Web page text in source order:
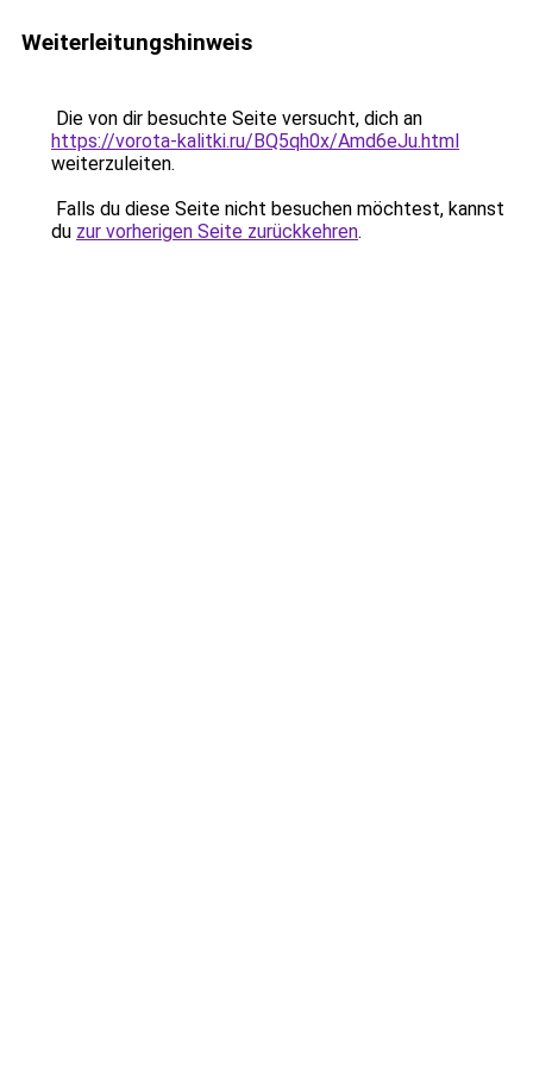
Weiterleitungshinweis
Die von dir besuchte Seite versucht, dich an
https://vorota-kalitki.ru/BQ5qh0x/Amd6eJu.html
weiterzuleiten.
Falls du diese Seite nicht besuchen möchtest, kannst
du zur vorherigen Seite zurückkehren.